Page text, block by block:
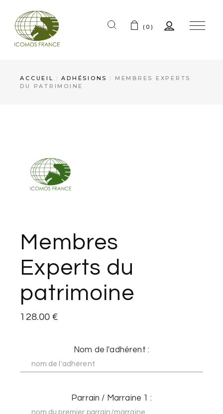
(0)
ACCUEIL ADHÉSIONS
MEMBRES EXPERTS
DU PATRIMOINE
Membres
Experts du
patrimoine
128.00 €
Nom de l'adhérent :
Parrain / Marraine 1 :